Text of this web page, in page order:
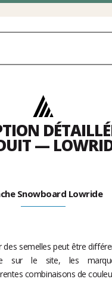
—
Snowboard Lowride
des semelles peut être
sur le site, les
combinaisons de